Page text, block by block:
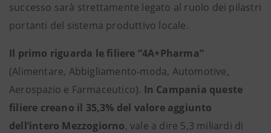
successo sarà strettamente legato al ruolo dei pilastri
portanti del sistema produttivo locale.
Il primo riguarda le filiere “4A+Pharma”
(Alimentare, Abbigliamento-moda, Automotive,
Aerospazio e Farmaceutico). In Campania queste
filiere creano il 35,3% del valore aggiunto
dell’intero Mezzogiorno, vale a dire 5,3 miliardi di